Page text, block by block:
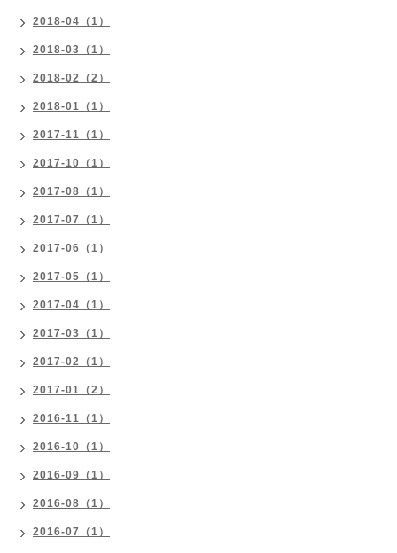
2018-04（1）
2018-03（1）
2018-02（2）
2018-01（1）
2017-11（1）
2017-10（1）
2017-08（1）
2017-07（1）
2017-06（1）
2017-05（1）
2017-04（1）
2017-03（1）
2017-02（1）
2017-01（2）
2016-11（1）
2016-10（1）
2016-09（1）
2016-08（1）
2016-07（1）